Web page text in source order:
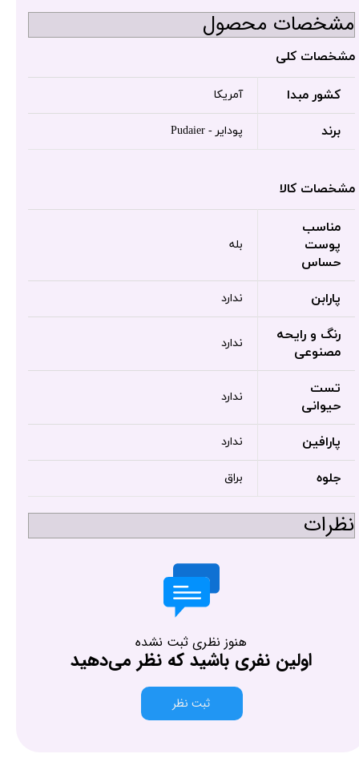
مشخصات محصول
مشخصات کلی
کشور مبدا آمریکا
برند پودایر - Pudaier
مشخصات کالا
مناسب
پوست
حساس
بله
پارابن ندارد
رنگ و رایحه
مصنوعی
ندارد
تست
حیوانی
ندارد
پارافین ندارد
جلوه براق
نظرات
هنوز نظری ثبت نشده
اولین نفری باشید که نظر می‌دهید
ثبت نظر